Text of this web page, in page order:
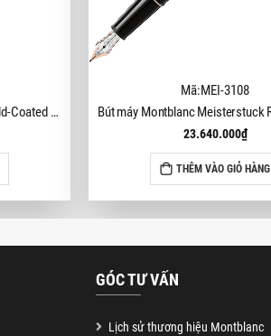
Bút bi Montblanc Meisterstuck Gold-Coated Classique MB10883 (Mã mới MB132453)
Mã:MEI-3108
23.640.000₫
THÊM VÀO GIỎ HÀNG
GÓC TƯ VẤN
Lịch sử thương hiệu Montblanc